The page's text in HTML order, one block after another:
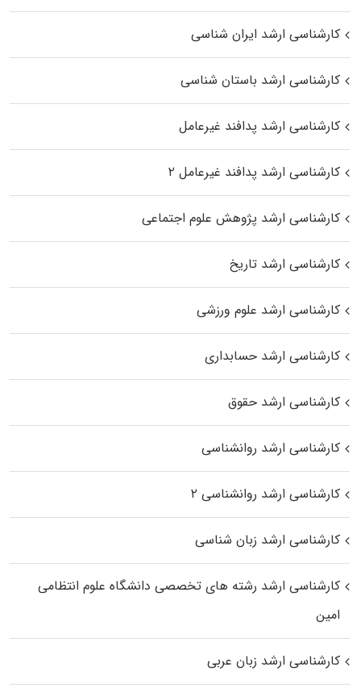
کارشناسی ارشد ایران شناسی
کارشناسی ارشد باستان شناسی
کارشناسی ارشد پدافند غیرعامل
کارشناسی ارشد پدافند غیرعامل ۲
کارشناسی ارشد پژوهش علوم اجتماعی
کارشناسی ارشد تاریخ
کارشناسی ارشد علوم ورزشی
کارشناسی ارشد حسابداری
کارشناسی ارشد حقوق
کارشناسی ارشد روانشناسی
کارشناسی ارشد روانشناسی ۲
کارشناسی ارشد زبان شناسی
کارشناسی ارشد رﺷﺘﻪ ﻫﺎی تخصصی داﻧﺸﮕﺎه ﻋﻠﻮم انتظامی
اﻣﻴﻦ
کارشناسی ارشد زبان عربی